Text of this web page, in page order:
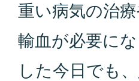
重い病気の治
輸血が必要に
した今日でも